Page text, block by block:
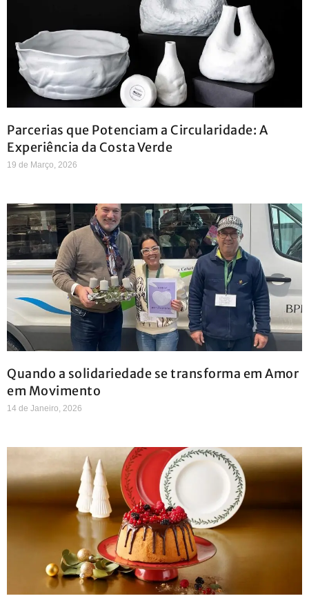
Parcerias que Potenciam a Circularidade: A
Experiência da Costa Verde
19 de Março, 2026
Quando a solidariedade se transforma em Amor
em Movimento
14 de Janeiro, 2026